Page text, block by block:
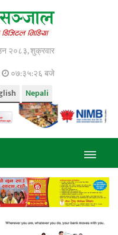
२०८३, शुक्रवार
०७:३५:२६ बजे
Nepali